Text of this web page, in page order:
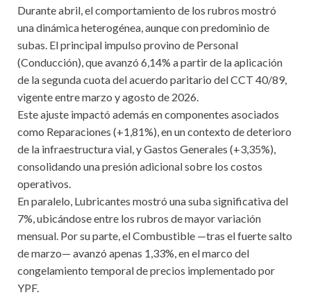
Durante abril, el comportamiento de los rubros mostró
una dinámica heterogénea, aunque con predominio de
subas. El principal impulso provino de Personal
(Conducción), que avanzó 6,14% a partir de la aplicación
de la segunda cuota del acuerdo paritario del CCT 40/89,
vigente entre marzo y agosto de 2026.
Este ajuste impactó además en componentes asociados
como Reparaciones (+1,81%), en un contexto de deterioro
de la infraestructura vial, y Gastos Generales (+3,35%),
consolidando una presión adicional sobre los costos
operativos.
En paralelo, Lubricantes mostró una suba significativa del
7%, ubicándose entre los rubros de mayor variación
mensual. Por su parte, el Combustible —tras el fuerte salto
de marzo— avanzó apenas 1,33%, en el marco del
congelamiento temporal de precios implementado por
YPF.